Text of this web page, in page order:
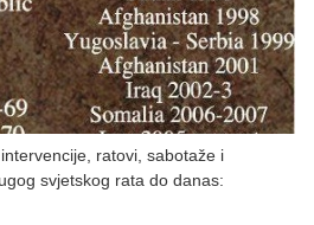
ratovi, sabotaže i
svjetskog rata do danas: